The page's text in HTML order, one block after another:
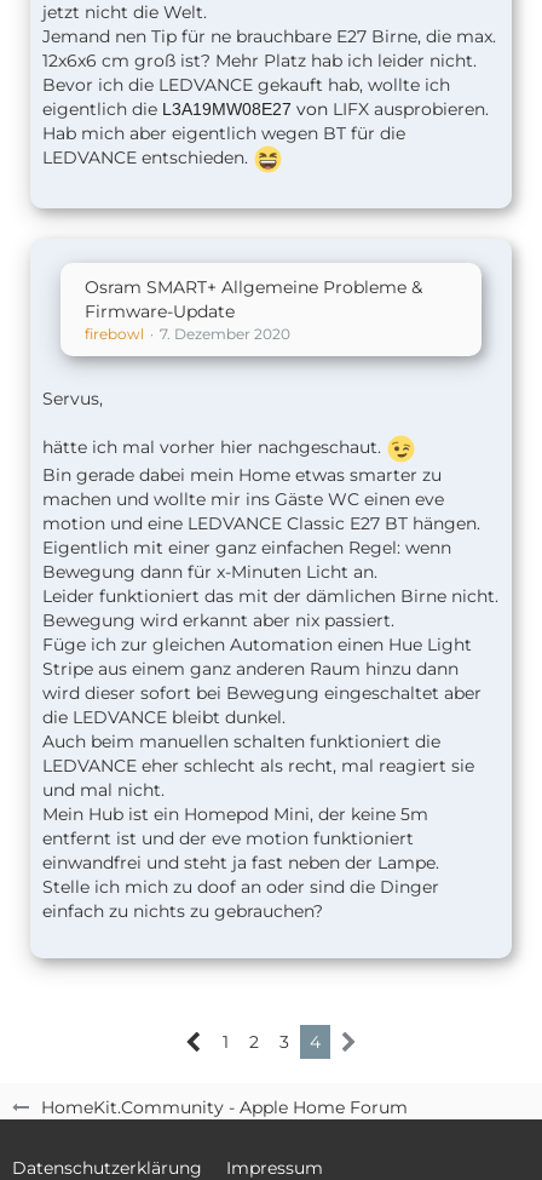
HomeKit.Community - Apple Home Forum
jetzt nicht die Welt.
Jemand nen Tip für ne brauchbare E27 Birne, die max.
12x6x6 cm groß ist? Mehr Platz hab ich leider nicht.
Bevor ich die LEDVANCE gekauft hab, wollte ich
eigentlich die L3A19MW08E27 von LIFX ausprobieren.
Hab mich aber eigentlich wegen BT für die
LEDVANCE entschieden.
Osram SMART+ Allgemeine Probleme &
Firmware-Update
firebowl 7. Dezember 2020
Servus,
hätte ich mal vorher hier nachgeschaut.
Bin gerade dabei mein Home etwas smarter zu
machen und wollte mir ins Gäste WC einen eve
motion und eine LEDVANCE Classic E27 BT hängen.
Eigentlich mit einer ganz einfachen Regel: wenn
Bewegung dann für x-Minuten Licht an.
Leider funktioniert das mit der dämlichen Birne nicht.
Bewegung wird erkannt aber nix passiert.
Füge ich zur gleichen Automation einen Hue Light
Stripe aus einem ganz anderen Raum hinzu dann
wird dieser sofort bei Bewegung eingeschaltet aber
die LEDVANCE bleibt dunkel.
Auch beim manuellen schalten funktioniert die
LEDVANCE eher schlecht als recht, mal reagiert sie
und mal nicht.
Mein Hub ist ein Homepod Mini, der keine 5m
entfernt ist und der eve motion funktioniert
einwandfrei und steht ja fast neben der Lampe.
Stelle ich mich zu doof an oder sind die Dinger
einfach zu nichts zu gebrauchen?
1 2 3 4
Datenschutzerklärung Impressum